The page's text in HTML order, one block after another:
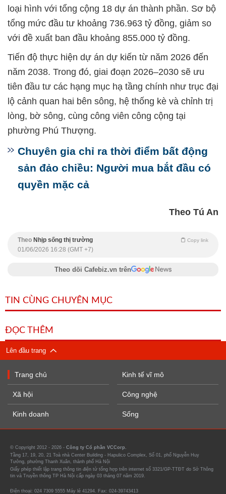
loại hình với tổng cộng 18 dự án thành phần. Sơ bộ
tổng mức đầu tư khoảng 736.963 tỷ đồng, giảm so
với đề xuất ban đầu khoảng 855.000 tỷ đồng.
Tiến độ thực hiện dự án dự kiến từ năm 2026 đến
năm 2038. Trong đó, giai đoạn 2026–2030 sẽ ưu
tiên đầu tư các hạng mục hạ tầng chính như trục đại
lộ cảnh quan hai bên sông, hệ thống kè và chỉnh trị
lòng, bờ sông, cùng công viên công cộng tại
phường Phú Thượng.
Chuyên gia chỉ ra thời điểm bất động
sản đảo chiều: Người mua bắt đầu có
quyền mặc cả
Theo Tú An
Theo Nhịp sống thị trường Copy link
01/06/2026 16:28 (GMT +7)
Theo dõi Cafebiz.vn trên
TIN CÙNG CHUYÊN MỤC
ĐỌC THÊM
Lên đầu trang
Trang chủ
Xã hội
Kinh doanh
Kinh tế vĩ mô
Công nghệ
Sống
© Copyright 2012 - 2026 - Công ty Cổ phần VCCorp.
Tầng 17, 19, 20, 21 Toà nhà Center Building - Hapulico Complex, Số 01, phố Nguyễn Huy
Tưởng, phường Thanh Xuân, thành phố Hà Nội
Giấy phép thiết lập trang thông tin điện tử tổng hợp trên internet số 3321/GP-TTĐT do Sở Thông
tin và Truyền thông TP Hà Nội cấp ngày 03 tháng 07 năm 2019.
Điện thoại: 024 7309 5555 Máy lẻ 41294. Fax: 024-39743413